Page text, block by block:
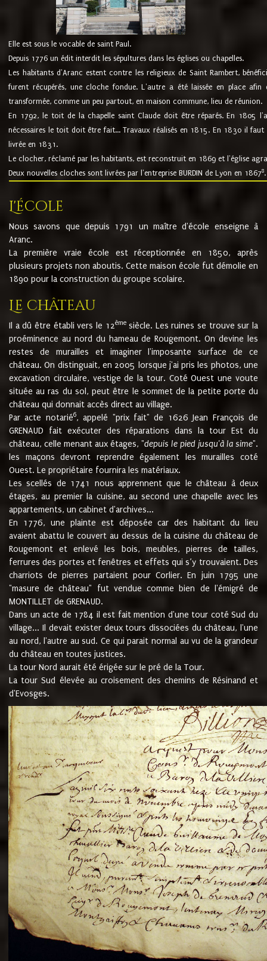
Elle est sous le vocable de saint Paul.
Depuis 1776 un édit interdit les sépultures dans les églises ou chapelles.
Les habitants d'Aranc estent contre les religieux de Saint Rambert,
furent récupérés, une cloche fondue. L'autre a été laissée en place
transformée, comme un peu partout, en maison commune, lieu de réunion.
En 1792, le toit de la chapelle saint Claude doit être réparés. En 1805
nécessaires le toit doit être fait... Travaux réalisés en 1815. En 1830 il
livrée en 1831.
Le clocher, réclamé par les habitants, est reconstruit en 1869 et l'église
Deux nouvelles cloches sont livrées par l'entreprise BURDIN de Lyon en 18678.
L'école
Nous savons que depuis 1791 un maître d'école enseigne à
Aranc.
La première vraie école est réceptionnée en 1850, après
plusieurs projets non aboutis. Cette maison école fut démolie en
1890 pour la construction du groupe scolaire.
Le château
Il a dû être établi vers le 12èmesiècle. Les ruines se trouve sur la
proéminence au nord du hameau de Rougemont. On devine les
restes de murailles et imaginer l'imposante surface de ce
château. On distinguait, en 2005 lorsque j'ai pris les photos, une
excavation circulaire, vestige de la tour. Coté Ouest une voute
située au ras du sol, peut être le sommet de la petite porte du
château qui donnait accès direct au village.
Par acte notarié6, appelé "prix fait" de 1626 Jean François de
GRENAUD fait exécuter des réparations dans la tour Est du
château, celle menant aux étages, "depuis le pied jusqu'à la sime".
les maçons devront reprendre également les murailles coté
Ouest. Le propriétaire fournira les matériaux.
Les scellés de 1741 nous apprennent que le château à deux
étages, au premier la cuisine, au second une chapelle avec les
appartements, un cabinet d'archives...
En 1776, une plainte est déposée car des habitant du lieu
avaient abattu le couvert au dessus de la cuisine du château de
Rougemont et enlevé les bois, meubles, pierres de tailles,
ferrures des portes et fenêtres et effets qui s’y trouvaient. Des
charriots de pierres partaient pour Corlier. En juin 1795 une
"masure de château" fut vendue comme bien de l'émigré de
MONTILLET de GRENAUD.
Dans un acte de 1784 il est fait mention d'une tour coté Sud du
village... Il devait exister deux tours dissociées du château, l'une
au nord, l'autre au sud. Ce qui parait normal au vu de la grandeur
du château en toutes justices.
La tour Nord aurait été érigée sur le pré de la Tour.
La tour Sud élevée au croisement des chemins de Résinand et
d'Evosges.